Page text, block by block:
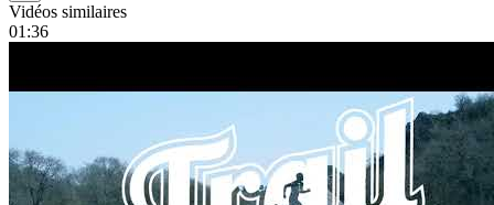
Vidéos similaires
01:36